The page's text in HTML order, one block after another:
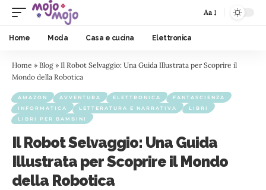
Aa
Home Moda Casa e cucina Elettronica
Home » Blog » Il Robot Selvaggio: Una Guida Illustrata per Scoprire il
Mondo della Robotica
AMAZON AVVENTURA ELETTRONICA
FANTASCIENZA
INFORMATICA
LETTERATURA E NARRATIVA
LIBRI
LIBRI PER BAMBINI
Il Robot Selvaggio: Una Guida
Illustrata per Scoprire il Mondo
della Robotica